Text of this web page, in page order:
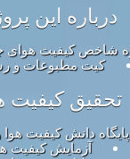
درباره این
شاخص کیفیت هوای
کیت مطبوعات و
تحقیق کیفیت
پایگاه دانش کیفیت هوا
آزمایش کیفیت